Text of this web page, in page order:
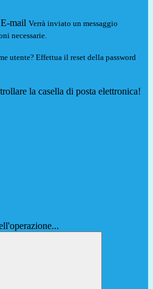
E-mail Verrà inviato un messaggio
necessarie.
utente? Effettua il reset della password
la casella di posta elettronica!